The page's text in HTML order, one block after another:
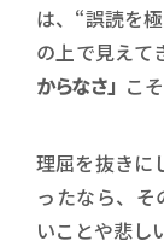
は、“誤読を
の上で見えて
からなさ」 こ
理屈を抜きに
ったなら、
いことや悲し